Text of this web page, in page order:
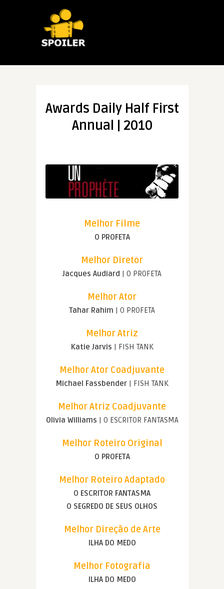
Awards Daily Half First
Annual | 2010
Melhor Filme
O PROFETA
Melhor Diretor
Jacques Audiard | O PROFETA
Melhor Ator
Tahar Rahim | O PROFETA
Melhor Atriz
Katie Jarvis | FISH TANK
Melhor Ator Coadjuvante
Michael Fassbender | FISH TANK
Melhor Atriz Coadjuvante
Olivia Williams | O ESCRITOR FANTASMA
Melhor Roteiro Original
O PROFETA
Melhor Roteiro Adaptado
O ESCRITOR FANTASMA
O SEGREDO DE SEUS OLHOS
Melhor Direção de Arte
ILHA DO MEDO
Melhor Fotografia
ILHA DO MEDO